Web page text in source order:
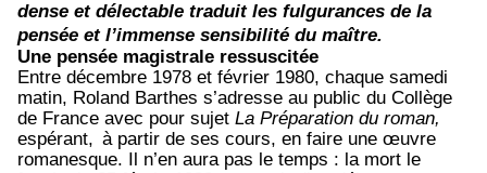
dense et délectable traduit les fulgurances de la
pensée et l’immense sensibilité du maître.
Une pensée magistrale ressuscitée
Entre décembre 1978 et février 1980, chaque samedi
matin, Roland Barthes s’adresse au public du Collège
de France avec pour sujet La Préparation du roman,
espérant, à partir de ses cours, en faire une œuvre
romanesque. Il n’en aura pas le temps : la mort le